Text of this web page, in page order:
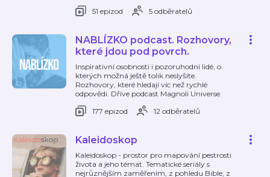
51 epizod
5 odběratelů
NABLÍZKO podcast. Rozhovory,
které jdou pod povrch.
Inspirativní osobnosti i pozoruhodní lidé, o
kterých možná ještě tolik neslyšíte.
Rozhovory, které hledají víc než rychlé
odpovědi. Dříve podcast Magnoli Universe.
177 epizod
12 odběratelů
Kaleidoskop
Kaleidoskop - prostor pro mapování pestrosti
života a jeho témat. Tematické seriály s
nejrůznějším zaměřením, z pohledu Bible, z